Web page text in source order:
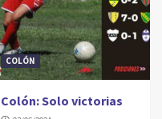
COLÓN
Colón: Solo victorias